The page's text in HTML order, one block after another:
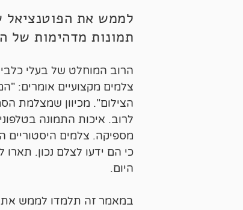
לממש את הפוטנציאל
תמונות מדהימות של
הרוב המוחלט של בעלי
צלמים מקצועיים אומרים:
הצילום". מכיוון שמצלמת
לרוב. איכות התמונה
מספיקה. צלמים היסטוריים
כי הם ידעו לצלם נכון.
היום.
במאמר זה תלמדו לממש